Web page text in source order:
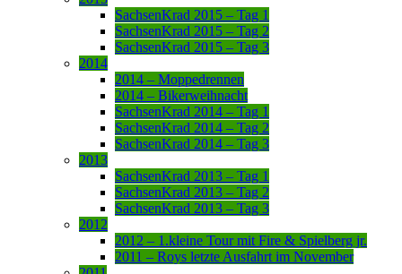
SachsenKrad 2015 – Tag 1
SachsenKrad 2015 – Tag 2
SachsenKrad 2015 – Tag 3
2014
2014 – Moppedrennen
2014 – Bikerweihnacht
SachsenKrad 2014 – Tag 1
SachsenKrad 2014 – Tag 2
SachsenKrad 2014 – Tag 3
2013
SachsenKrad 2013 – Tag 1
SachsenKrad 2013 – Tag 2
SachsenKrad 2013 – Tag 3
2012
2012 – 1.kleine Tour mit Fire & Spielberg jr.
2011 – Roys letzte Ausfahrt im November